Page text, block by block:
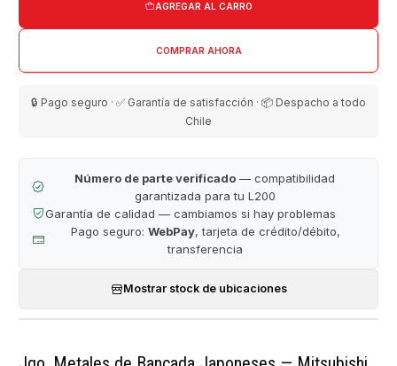
AGREGAR AL CARRO
COMPRAR AHORA
🔒 Pago seguro · ✅ Garantía de satisfacción · 📦 Despacho a todo
Chile
Número de parte verificado — compatibilidad
garantizada para tu L200
Garantía de calidad — cambiamos si hay problemas
Pago seguro: WebPay, tarjeta de crédito/débito,
transferencia
Mostrar stock de ubicaciones